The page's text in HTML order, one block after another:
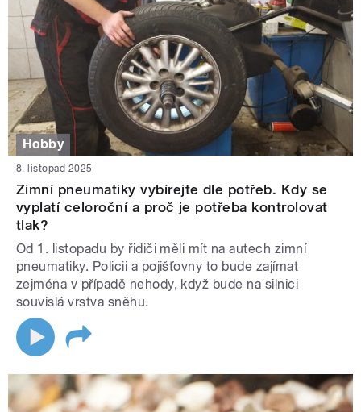
Hobby
8. listopad 2025
Zimní pneumatiky vybírejte dle potřeb. Kdy se
vyplatí celoroční a proč je potřeba kontrolovat
tlak?
Od 1. listopadu by řidiči měli mít na autech zimní
pneumatiky. Policii a pojišťovny to bude zajímat
zejména v případě nehody, když bude na silnici
souvislá vrstva sněhu.